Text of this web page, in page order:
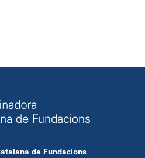
de Fundacions